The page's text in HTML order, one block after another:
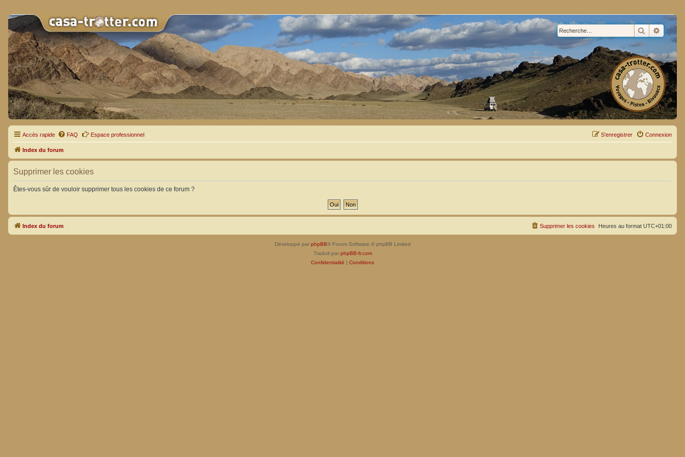
Rechercher
Accès rapide FAQ Espace professionnel Connexion
S’enregistrer
Index du forum
Supprimer les cookies
Êtes-vous sûr de vouloir supprimer tous les cookies de ce forum ?
Index du forum Heures au format UTC+01:00
Supprimer les cookies
Développé par phpBB® Forum Software © phpBB Limited
Traduit par phpBB-fr.com
Confidentialité | Conditions